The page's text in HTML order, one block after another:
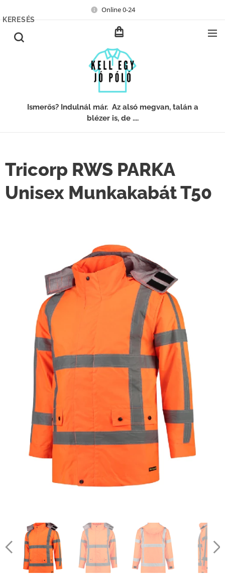
Online 0-24
Ismerős? Indulnál már. Az alsó megvan, talán a
blézer is, de ....
KERESÉS
Tricorp RWS PARKA
Unisex Munkakabát T50